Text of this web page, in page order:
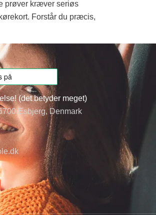
prøver kræver seriøs
Forstår du præcis,
(det betyder meget)
Esbjerg, Denmark